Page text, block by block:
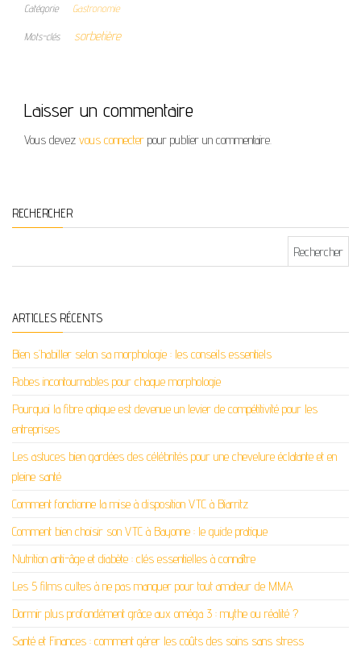
Catégorie Gastronomie
Mots-clés sorbetière
Laisser un commentaire
Vous devez vous connecter pour publier un commentaire.
RECHERCHER
ARTICLES RÉCENTS
Bien s’habiller selon sa morphologie : les conseils essentiels
Robes incontournables pour chaque morphologie
Pourquoi la fibre optique est devenue un levier de compétitivité pour les
entreprises
Les astuces bien gardées des célébrités pour une chevelure éclatante et en
pleine santé
Comment fonctionne la mise à disposition VTC à Biarritz
Comment bien choisir son VTC à Bayonne : le guide pratique
Nutrition anti-âge et diabète : clés essentielles à connaître
Les 5 films cultes à ne pas manquer pour tout amateur de MMA
Dormir plus profondément grâce aux oméga 3 : mythe ou réalité ?
Santé et Finances : comment gérer les coûts des soins sans stress